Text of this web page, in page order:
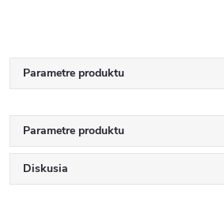
Parametre produktu
Parametre produktu
Diskusia